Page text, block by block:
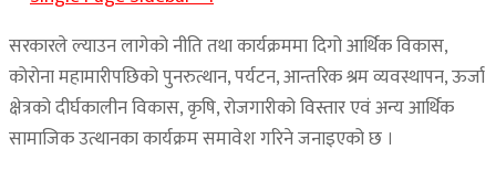
सरकारले ल्याउन लागेको नीति तथा कार्यक्रममा दिगो आर्थिक विकास,
कोरोना महामारीपछिको पुनरुत्थान, पर्यटन, आन्तरिक श्रम व्यवस्थापन, ऊर्जा
क्षेत्रको दीर्घकालीन विकास, कृषि, रोजगारीको विस्तार एवं अन्य आर्थिक
सामाजिक उत्थानका कार्यक्रम समावेश गरिने जनाइएको छ ।